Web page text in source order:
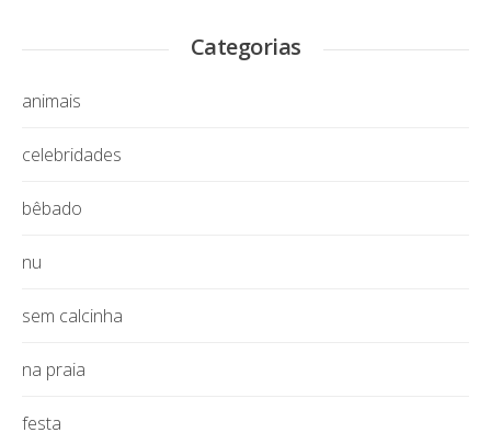
Categorias
animais
celebridades
bêbado
nu
sem calcinha
na praia
festa